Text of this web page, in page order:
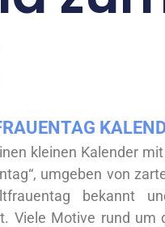
kleinen Kalender
umgeben von
bekannt
Viele Motive rund um